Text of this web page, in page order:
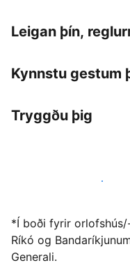
Leigan þín,
Kynnstu gestum
Tryggðu þig
Vertu gestgjafi hjá
*Í boði fyrir
Ríkó og
Generali.